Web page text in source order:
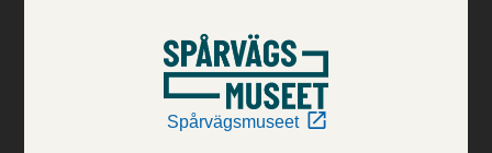
Spårvägsmuseet